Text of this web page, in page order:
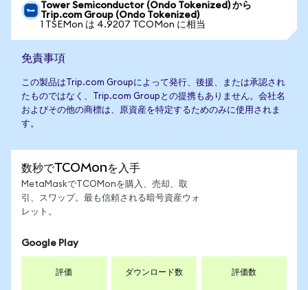
Tower Semiconductor (Ondo Tokenized) から
Trip.com Group (Ondo Tokenized)
1 TSEMon は 4.9207 TCOMon に相当
免責事項
この製品はTrip.com Groupによって発行、後援、または承認され
たものではなく、Trip.com Groupとの提携もありません。会社名
およびその他の商標は、原資産を特定するためのみに使用されま
す。
数秒でTCOMonを入手
MetaMaskでTCOMonを購入、売却、取
引、スワップ。最も信頼される暗号資産ウォ
レット。
Google Play
評価 ダウンロード数 評価数